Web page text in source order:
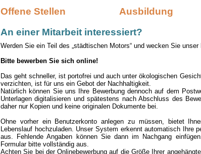
Offene Stellen Ausbildung
An einer Mitarbeit interessiert?
Werden Sie ein Teil des „städtischen Motors“ und wecken Sie
Bitte bewerben Sie sich online!
Das geht schneller, ist portofrei und auch unter ökologischen
verzichten, ist für uns ein Gebot der Nachhaltigkeit.
Natürlich können Sie uns Ihre Bewerbung dennoch auf dem
Unterlagen digitalisieren und spätestens nach Abschluss des
daher nur Kopien und keine originalen Dokumente bei.
Ohne vorher ein Benutzerkonto anlegen zu müssen, bietet
Lebenslauf hochzuladen. Unser System erkennt automatisch Ihre
aus. Fehlende Angaben können Sie dann im Nachgang
Formular bitte vollständig aus.
Achten Sie bei der Onlinebewerbung auf die Größe Ihrer